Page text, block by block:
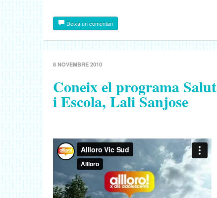
Deixa un comentari
8 NOVEMBRE 2010
Coneix el programa Salut
i Escola, Lali Sanjose